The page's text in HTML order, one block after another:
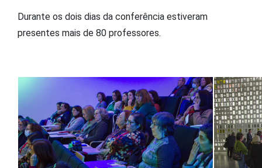
Durante os dois dias da conferência estiveram
presentes mais de 80 professores.